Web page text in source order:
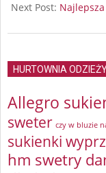
Next Post:
HURTOWNIA
Allegro
sweter czy w bluzie
sukienki
hm swetry